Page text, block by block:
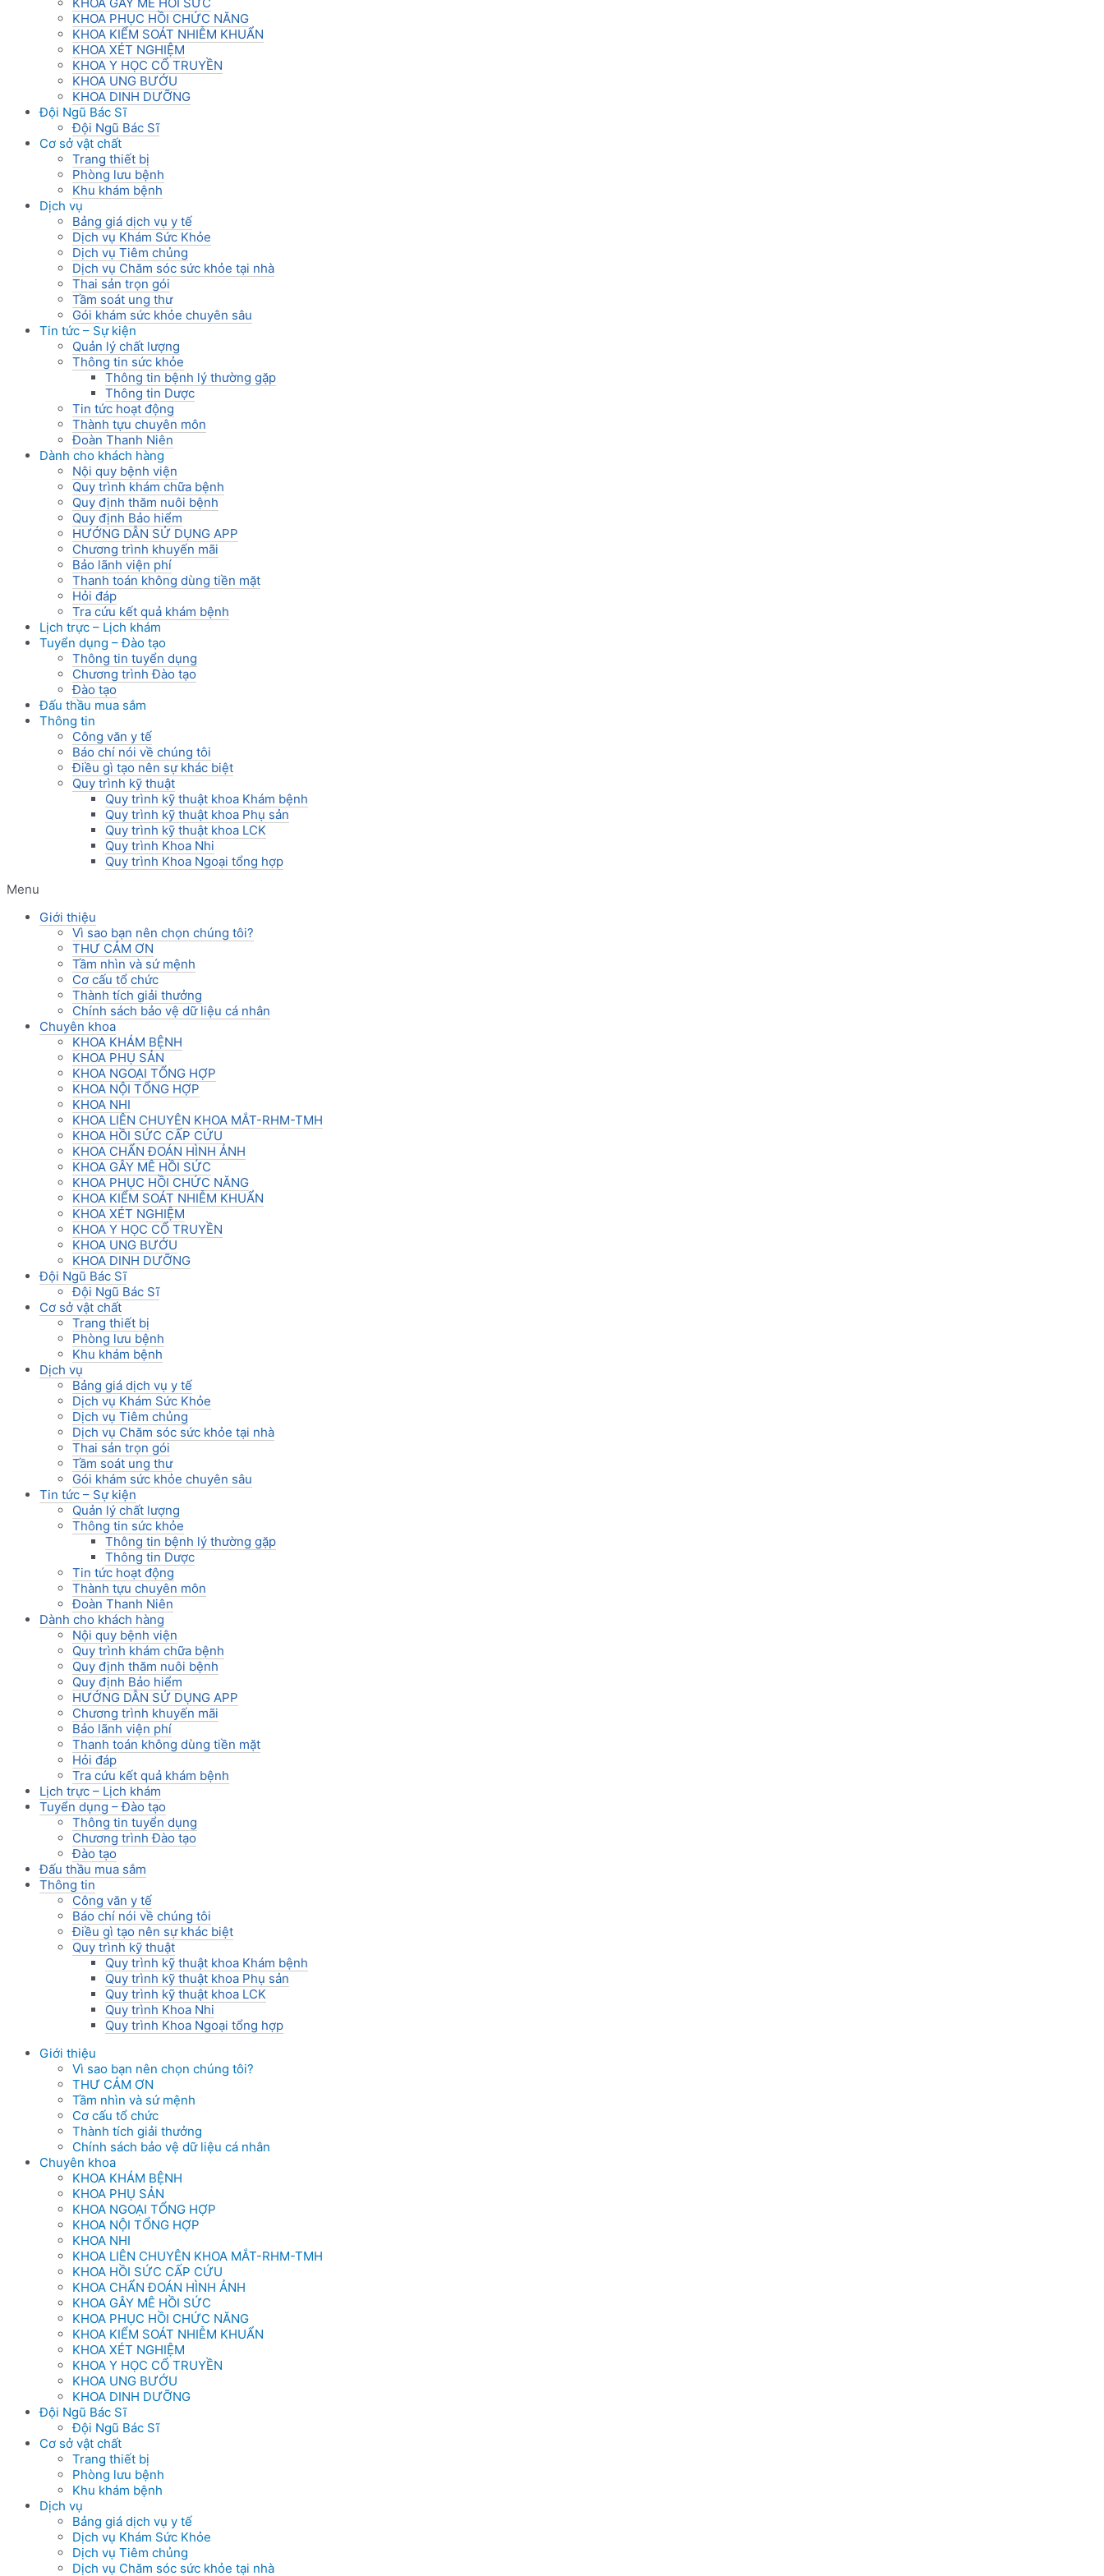
KHOA PHỤC HỒI CHỨC NĂNG
KHOA KIỂM SOÁT NHIỄM KHUẨN
KHOA XÉT NGHIỆM
KHOA Y HỌC CỔ TRUYỀN
KHOA UNG BƯỚU
KHOA DINH DƯỠNG
Đội Ngũ Bác Sĩ
Đội Ngũ Bác Sĩ
Cơ sở vật chất
Trang thiết bị
Phòng lưu bệnh
Khu khám bệnh
Dịch vụ
Bảng giá dịch vụ y tế
Dịch vụ Khám Sức Khỏe
Dịch vụ Tiêm chủng
Dịch vụ Chăm sóc sức khỏe tại nhà
Thai sản trọn gói
Tầm soát ung thư
Gói khám sức khỏe chuyên sâu
Tin tức – Sự kiện
Quản lý chất lượng
Thông tin sức khỏe
Thông tin bệnh lý thường gặp
Thông tin Dược
Tin tức hoạt động
Thành tựu chuyên môn
Đoàn Thanh Niên
Dành cho khách hàng
Nội quy bệnh viện
Quy trình khám chữa bệnh
Quy định thăm nuôi bệnh
Quy định Bảo hiểm
HƯỚNG DẪN SỬ DỤNG APP
Chương trình khuyến mãi
Bảo lãnh viện phí
Thanh toán không dùng tiền mặt
Hỏi đáp
Tra cứu kết quả khám bệnh
Lịch trực – Lịch khám
Tuyển dụng – Đào tạo
Thông tin tuyển dụng
Chương trình Đào tạo
Đào tạo
Đấu thầu mua sắm
Thông tin
Công văn y tế
Báo chí nói về chúng tôi
Điều gì tạo nên sự khác biệt
Quy trình kỹ thuật
Quy trình kỹ thuật khoa Khám bệnh
Quy trình kỹ thuật khoa Phụ sản
Quy trình kỹ thuật khoa LCK
Quy trình Khoa Nhi
Quy trình Khoa Ngoại tổng hợp
Menu
Giới thiệu
Vì sao bạn nên chọn chúng tôi?
THƯ CẢM ƠN
Tầm nhìn và sứ mệnh
Cơ cấu tổ chức
Thành tích giải thưởng
Chính sách bảo vệ dữ liệu cá nhân
Chuyên khoa
KHOA KHÁM BỆNH
KHOA PHỤ SẢN
KHOA NGOẠI TỔNG HỢP
KHOA NỘI TỔNG HỢP
KHOA NHI
KHOA LIÊN CHUYÊN KHOA MẮT-RHM-TMH
KHOA HỒI SỨC CẤP CỨU
KHOA CHẨN ĐOÁN HÌNH ẢNH
KHOA GÂY MÊ HỒI SỨC
KHOA PHỤC HỒI CHỨC NĂNG
KHOA KIỂM SOÁT NHIỄM KHUẨN
KHOA XÉT NGHIỆM
KHOA Y HỌC CỔ TRUYỀN
KHOA UNG BƯỚU
KHOA DINH DƯỠNG
Đội Ngũ Bác Sĩ
Đội Ngũ Bác Sĩ
Cơ sở vật chất
Trang thiết bị
Phòng lưu bệnh
Khu khám bệnh
Dịch vụ
Bảng giá dịch vụ y tế
Dịch vụ Khám Sức Khỏe
Dịch vụ Tiêm chủng
Dịch vụ Chăm sóc sức khỏe tại nhà
Thai sản trọn gói
Tầm soát ung thư
Gói khám sức khỏe chuyên sâu
Tin tức – Sự kiện
Quản lý chất lượng
Thông tin sức khỏe
Thông tin bệnh lý thường gặp
Thông tin Dược
Tin tức hoạt động
Thành tựu chuyên môn
Đoàn Thanh Niên
Dành cho khách hàng
Nội quy bệnh viện
Quy trình khám chữa bệnh
Quy định thăm nuôi bệnh
Quy định Bảo hiểm
HƯỚNG DẪN SỬ DỤNG APP
Chương trình khuyến mãi
Bảo lãnh viện phí
Thanh toán không dùng tiền mặt
Hỏi đáp
Tra cứu kết quả khám bệnh
Lịch trực – Lịch khám
Tuyển dụng – Đào tạo
Thông tin tuyển dụng
Chương trình Đào tạo
Đào tạo
Đấu thầu mua sắm
Thông tin
Công văn y tế
Báo chí nói về chúng tôi
Điều gì tạo nên sự khác biệt
Quy trình kỹ thuật
Quy trình kỹ thuật khoa Khám bệnh
Quy trình kỹ thuật khoa Phụ sản
Quy trình kỹ thuật khoa LCK
Quy trình Khoa Nhi
Quy trình Khoa Ngoại tổng hợp
Giới thiệu
Vì sao bạn nên chọn chúng tôi?
THƯ CẢM ƠN
Tầm nhìn và sứ mệnh
Cơ cấu tổ chức
Thành tích giải thưởng
Chính sách bảo vệ dữ liệu cá nhân
Chuyên khoa
KHOA KHÁM BỆNH
KHOA PHỤ SẢN
KHOA NGOẠI TỔNG HỢP
KHOA NỘI TỔNG HỢP
KHOA NHI
KHOA LIÊN CHUYÊN KHOA MẮT-RHM-TMH
KHOA HỒI SỨC CẤP CỨU
KHOA CHẨN ĐOÁN HÌNH ẢNH
KHOA GÂY MÊ HỒI SỨC
KHOA PHỤC HỒI CHỨC NĂNG
KHOA KIỂM SOÁT NHIỄM KHUẨN
KHOA XÉT NGHIỆM
KHOA Y HỌC CỔ TRUYỀN
KHOA UNG BƯỚU
KHOA DINH DƯỠNG
Đội Ngũ Bác Sĩ
Đội Ngũ Bác Sĩ
Cơ sở vật chất
Trang thiết bị
Phòng lưu bệnh
Khu khám bệnh
Dịch vụ
Bảng giá dịch vụ y tế
Dịch vụ Khám Sức Khỏe
Dịch vụ Tiêm chủng
Dịch vụ Chăm sóc sức khỏe tại nhà